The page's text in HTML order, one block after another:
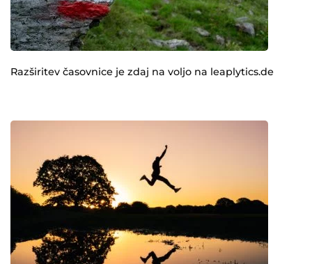
Razširitev časovnice je zdaj na voljo na leaplytics.de